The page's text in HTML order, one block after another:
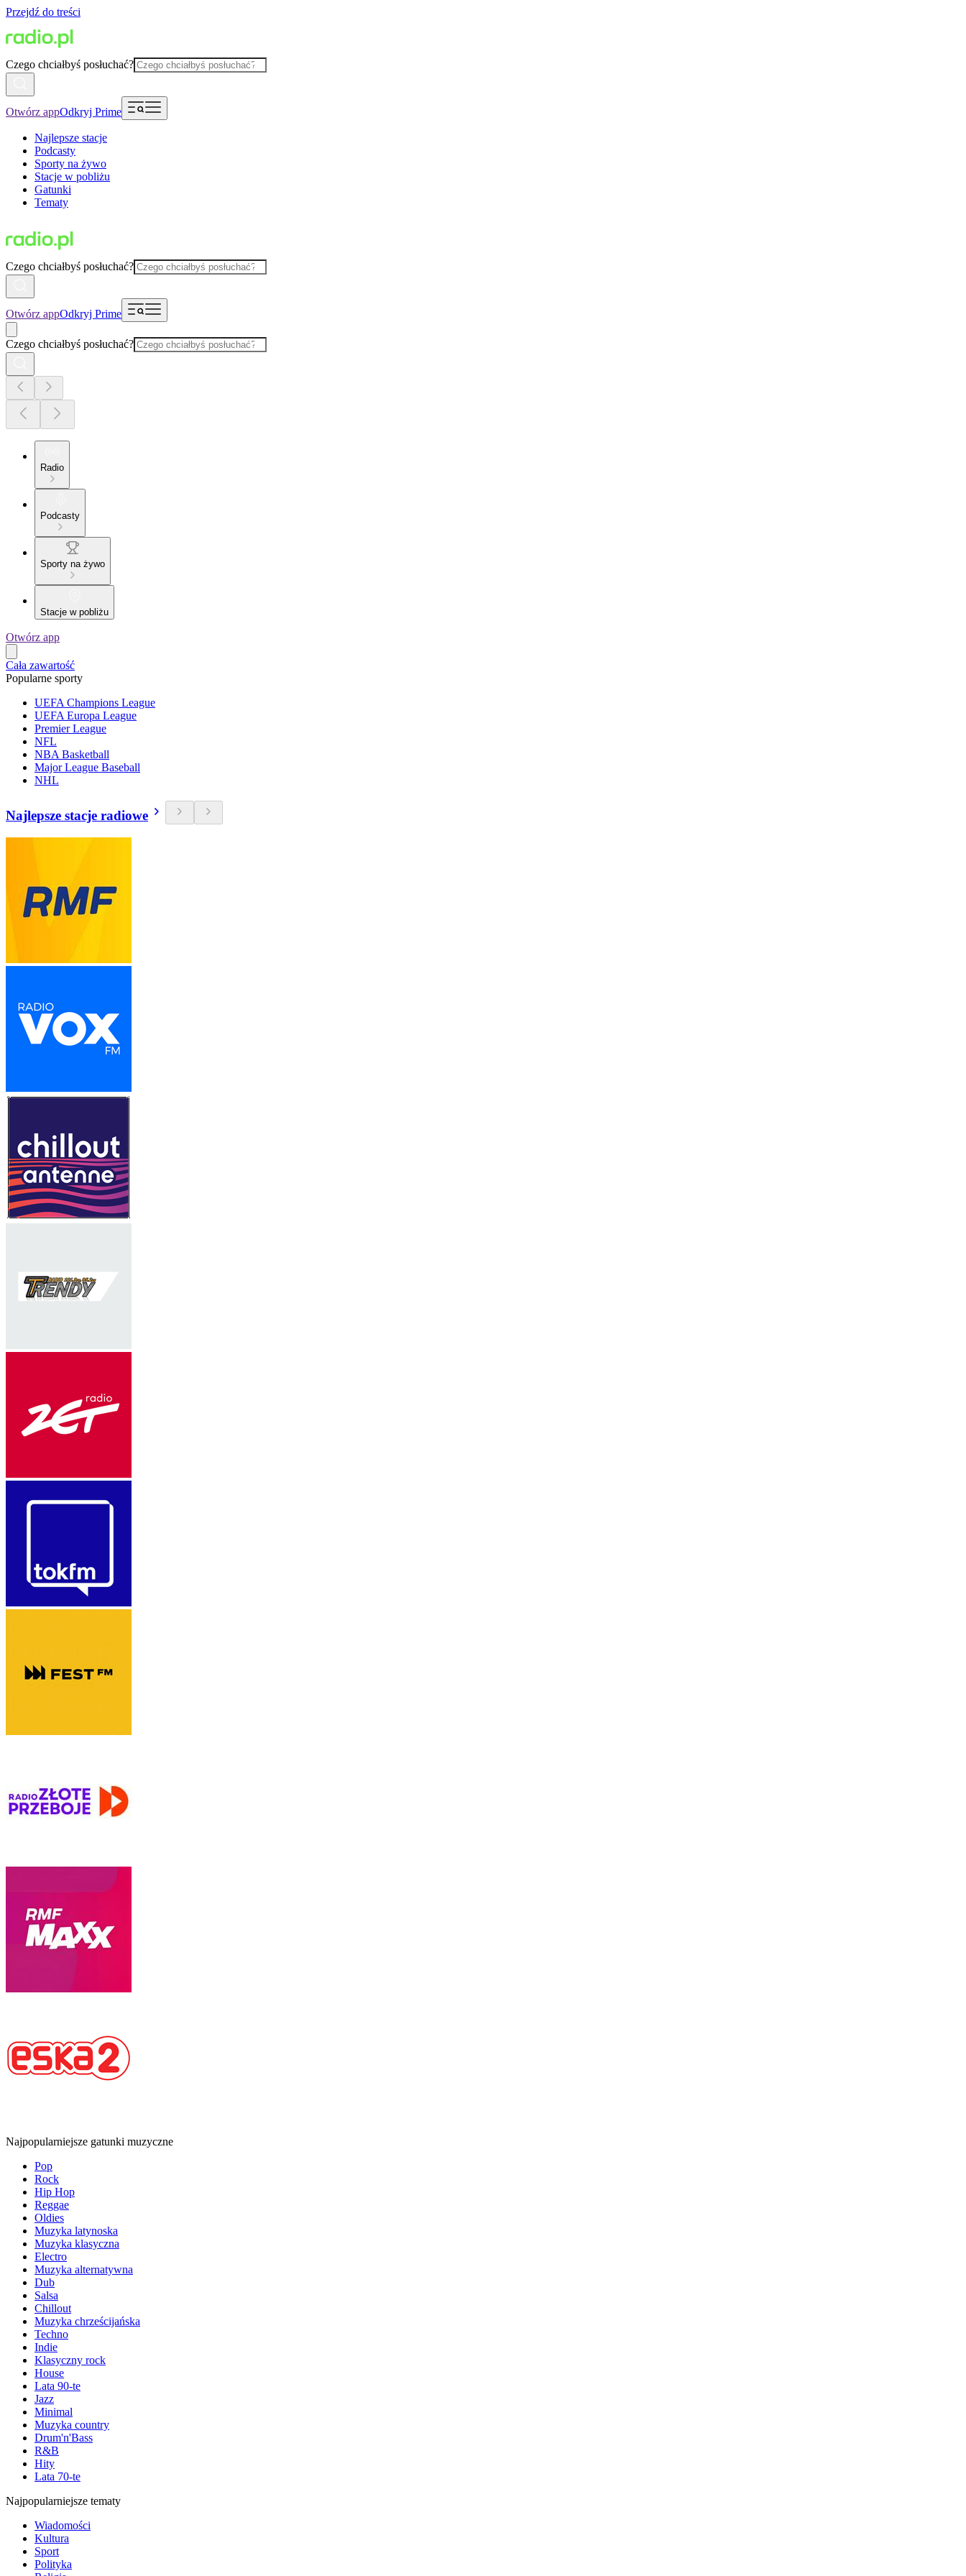
Przejdź do treści
Czego chciałbyś posłuchać?
Otwórz appOdkryj Prime
Najlepsze stacje
Podcasty
Sporty na żywo
Stacje w pobliżu
Gatunki
Tematy
Czego chciałbyś posłuchać?
Otwórz appOdkryj Prime
Czego chciałbyś posłuchać?
Radio
Podcasty
Sporty na żywo
Stacje w pobliżu
Otwórz app
Cała zawartość
Popularne sporty
UEFA Champions League
UEFA Europa League
Premier League
NFL
NBA Basketball
Major League Baseball
NHL
Najlepsze stacje radiowe
Najpopularniejsze gatunki muzyczne
Pop
Rock
Hip Hop
Reggae
Oldies
Muzyka latynoska
Muzyka klasyczna
Electro
Muzyka alternatywna
Dub
Salsa
Chillout
Muzyka chrześcijańska
Techno
Indie
Klasyczny rock
House
Lata 90-te
Jazz
Minimal
Muzyka country
Drum'n'Bass
R&B
Hity
Lata 70-te
Najpopularniejsze tematy
Wiadomości
Kultura
Sport
Polityka